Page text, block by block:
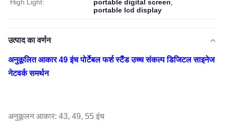
High Light: portable digital screen
portable lcd display
उत्पाद का वर्णन
अनुकूलित आकार 49 इंच पोर्टेबल फर्श स्टैंड उच्च संकल्प डिजिटल साइनेज
नेटवर्क समर्थन
अनुकूलन आकार: 43, 49, 55 इंच